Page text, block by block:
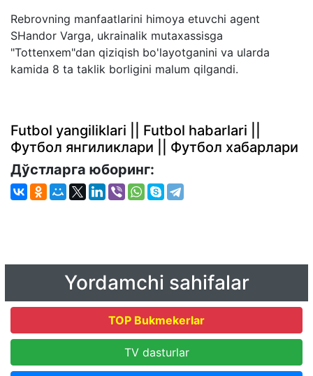
Rebrovning manfaatlarini himoya etuvchi agent
SHandor Varga, ukrainalik mutaxassisga
"Tottenxem"dan qiziqish bo'layotganini va ularda
kamida 8 ta taklik borligini malum qilgandi.
Futbol yangiliklari || Futbol habarlari ||
Футбол янгиликлари || Футбол хабарлари
Дўстларга юборинг:
Yordamchi sahifalar
TOP Bukmekerlar
TV dasturlar